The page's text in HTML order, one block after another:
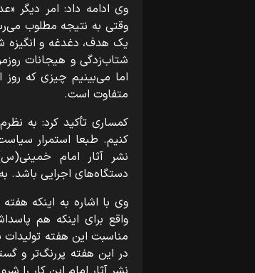
وی ادامه داد: امر دیگر
وقتی به نتیجه مطلوب
یک هدف، دغدغه و انگیزه
شتاب‌زدگی و هیجانات
اما می‌بینیم چیزی که روز
متفاوت است.
کمساری تأکید کرد: به
کنیم. طبعا استمرار
نشر آثار امام
دستگاه‌های اجرایی باشد.
وی با اشاره به اینکه
واقع برای اینکه هم
مناسبت این هفته تولیدات
در این هفته پررنگ‌تر و